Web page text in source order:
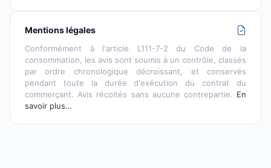
Mentions légales
Conformément à l'article L111-7-2 du Code de la
consommation, les avis sont soumis à un contrôle, classés
par ordre chronologique décroissant, et conservés
pendant toute la durée d'exécution du contrat du
commerçant. Avis récoltés sans aucune contrepartie. En
savoir plus…